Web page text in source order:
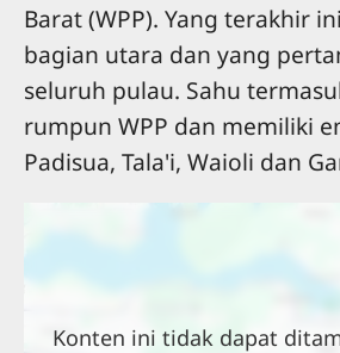
Barat (WPP). Yang terakhir
bagian utara dan yang
seluruh pulau. Sahu
rumpun WPP dan memiliki
Padisua, Tala'i, Waioli dan
Konten ini tidak dapat